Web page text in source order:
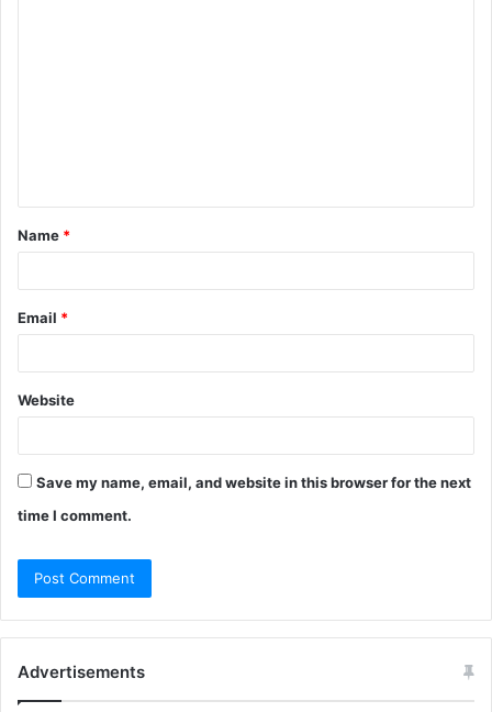
Name *
Email *
Website
Save my name, email, and website in this browser for the next
time I comment.
Advertisements